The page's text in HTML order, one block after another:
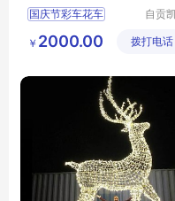
国庆节彩车花车
彩车巡游 彩车展览
自贡
有限公
￥ 2000.00 拨打电话